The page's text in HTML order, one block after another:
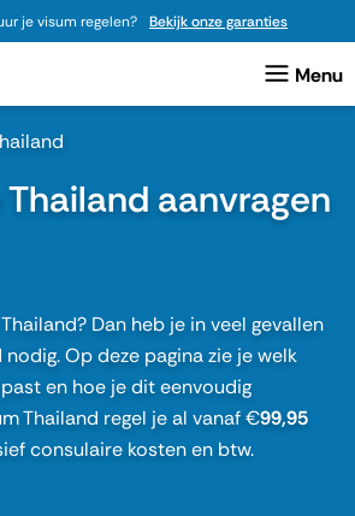
je visum regelen? Bekijk onze garanties
Thailand aanvragen
Dan heb je in veel gevallen
Op deze pagina zie je welk
en hoe je dit eenvoudig
Thailand regel je al vanaf €99,95
consulaire kosten en btw.